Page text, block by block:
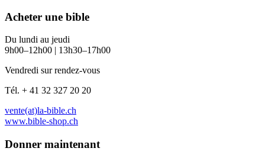
Acheter une bible
Du lundi au jeudi
9h00–12h00 | 13h30–17h00
Vendredi sur rendez-vous
Tél. + 41 32 327 20 20
vente(at)la-bible.ch
www.bible-shop.ch
Donner maintenant